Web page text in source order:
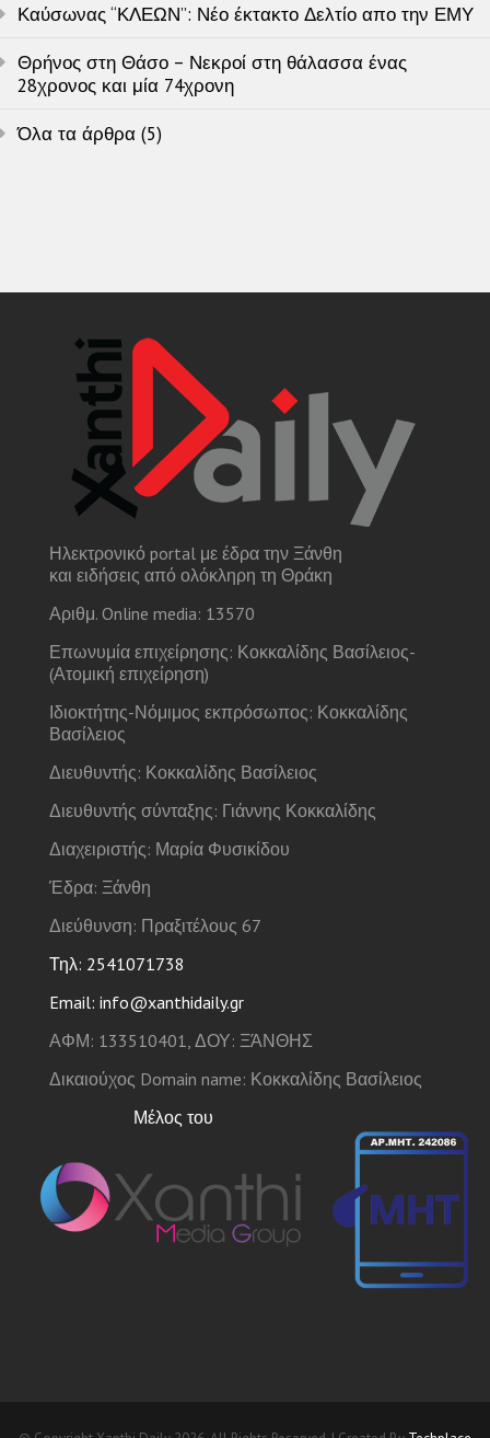
Καύσωνας “ΚΛΕΩΝ”: Νέο έκτακτο Δελτίο απο την ΕΜΥ
Θρήνος στη Θάσο – Νεκροί στη θάλασσα ένας
28χρονος και μία 74χρονη
Όλα τα άρθρα (5)
Ηλεκτρονικό portal με έδρα την Ξάνθη
και ειδήσεις από ολόκληρη τη Θράκη
Αριθμ. Online media: 13570
Επωνυμία επιχείρησης: Κοκκαλίδης Βασίλειος-
(Ατομική επιχείρηση)
Ιδιοκτήτης-Νόμιμος εκπρόσωπος: Κοκκαλίδης
Βασίλειος
Διευθυντής: Κοκκαλίδης Βασίλειος
Διευθυντής σύνταξης: Γιάννης Κοκκαλίδης
Διαχειριστής: Μαρία Φυσικίδου
Έδρα: Ξάνθη
Διεύθυνση: Πραξιτέλους 67
Τηλ: 2541071738
Email: info@xanthidaily.gr
ΑΦΜ: 133510401, ΔΟΥ: ΞΆΝΘΗΣ
Δικαιούχος Domain name: Κοκκαλίδης Βασίλειος
Μέλος του